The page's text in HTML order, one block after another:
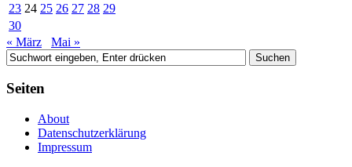
23 24 25 26 27 28 29
30
« März
Mai »
Seiten
About
Datenschutzerklärung
Impressum